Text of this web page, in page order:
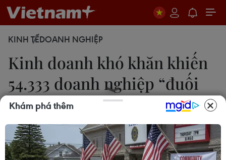
KINH TẾDOANH NGHIỆP
Kinh doanh khó khăn khiến
54.333 doanh nghiệp “đuối
sức”
Hạnh Nguyễn
27/10/2014 13:57
Khám phá thêm